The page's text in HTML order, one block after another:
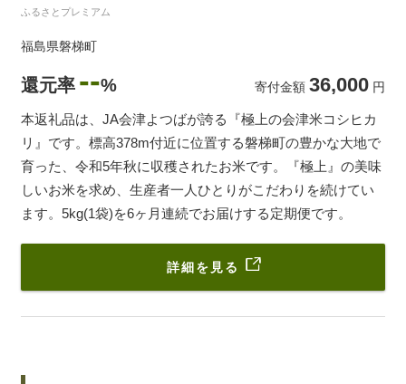
ふるさとプレミアム
福島県磐梯町
還元率 --% 寄付金額 36,000 円
本返礼品は、JA会津よつばが誇る『極上の会津米コシヒカ
リ』です。標高378m付近に位置する磐梯町の豊かな大地で
育った、令和5年秋に収穫されたお米です。『極上』の美味
しいお米を求め、生産者一人ひとりがこだわりを続けてい
ます。5kg(1袋)を6ヶ月連続でお届けする定期便です。
詳細を見る